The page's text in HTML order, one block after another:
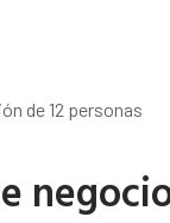
de 12 personas